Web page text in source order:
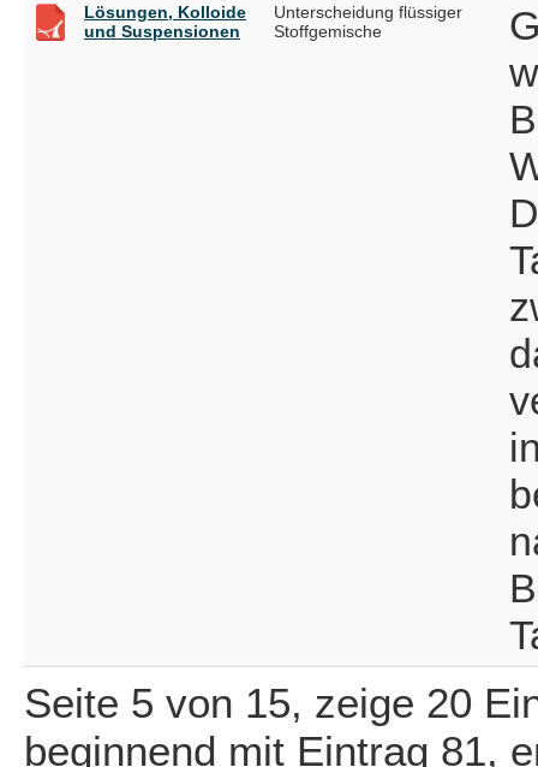
Lösungen, Kolloide
und Suspensionen
Unterscheidung flüssiger
Stoffgemische
Seite 5 von 15, zeige 20
beginnend mit Eintrag 81,